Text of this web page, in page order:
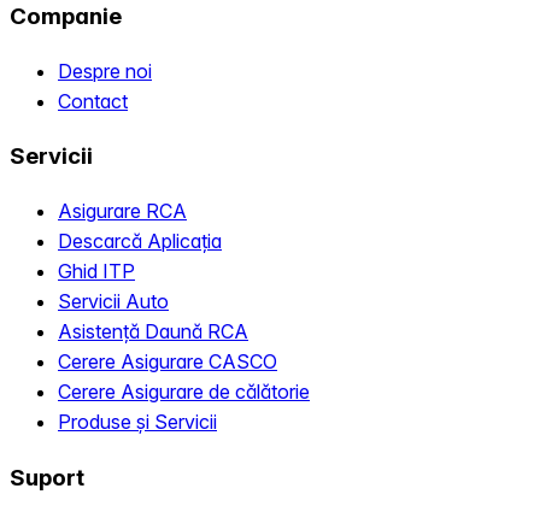
Companie
Despre noi
Contact
Servicii
Asigurare RCA
Descarcă Aplicația
Ghid ITP
Servicii Auto
Asistență Daună RCA
Cerere Asigurare CASCO
Cerere Asigurare de călătorie
Produse și Servicii
Suport